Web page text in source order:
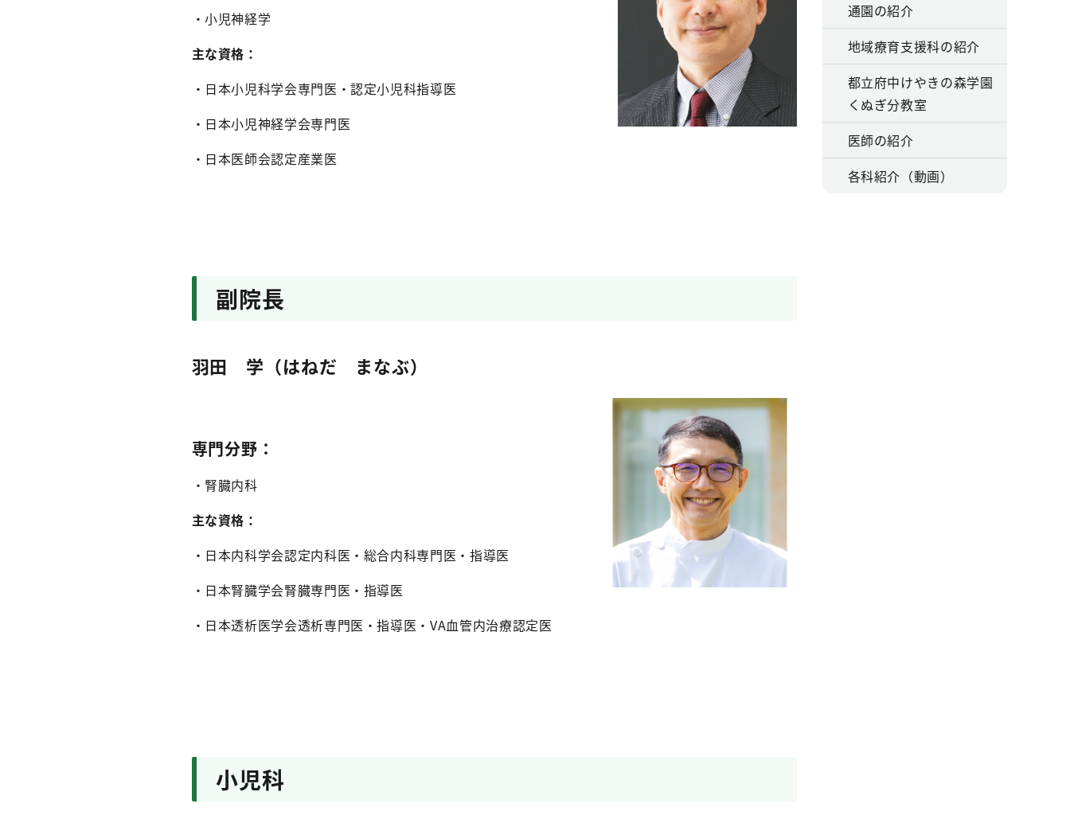
・小児神経学
主な資格：
・日本小児科学会専門医・認定小児科指導医
・日本小児神経学会専門医
・日本医師会認定産業医
副院長
羽田 学（はねだ まなぶ）
専門分野：
・腎臓内科
主な資格：
・日本内科学会認定内科医・総合内科専門医・指導医
・日本腎臓学会腎臓専門医・指導医
・日本透析医学会透析専門医・指導医・VA血管内治療認定医
小児科
通園の紹介
地域療育支援科の紹介
都立府中けやきの森学園
くぬぎ分教室
医師の紹介
各科紹介（動画）